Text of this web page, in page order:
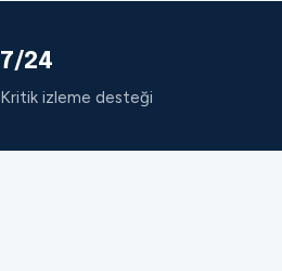
7/24
Kritik izleme desteği